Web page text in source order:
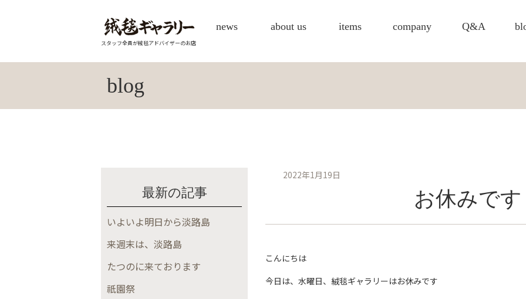
スタッフ全員が絨毯アドバイザーのお店
news about us items company Q&A
blog
最新の記事
いよいよ明日から淡路島
来週末は、淡路島
たつのに来ております
祇園祭
2022年1月19日
お休みです
こんにちは
今日は、水曜日、絨毯ギャラリーはお休みです